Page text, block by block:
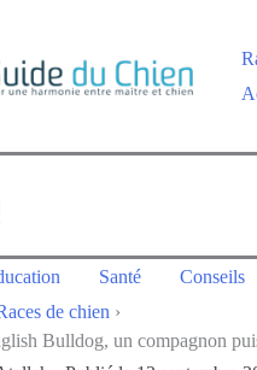
Santé Conseils
de chien ›
Bulldog, un compagnon